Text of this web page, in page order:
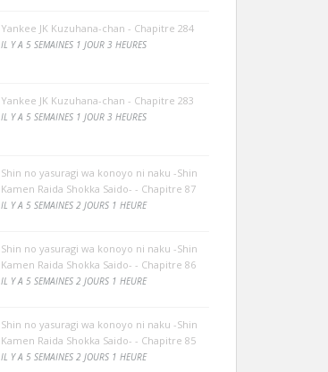
Yankee JK Kuzuhana-chan - Chapitre 284
IL Y A 5 SEMAINES 1 JOUR 3 HEURES
Yankee JK Kuzuhana-chan - Chapitre 283
IL Y A 5 SEMAINES 1 JOUR 3 HEURES
Shin no yasuragi wa konoyo ni naku -Shin
Kamen Raida Shokka Saido- - Chapitre 87
IL Y A 5 SEMAINES 2 JOURS 1 HEURE
Shin no yasuragi wa konoyo ni naku -Shin
Kamen Raida Shokka Saido- - Chapitre 86
IL Y A 5 SEMAINES 2 JOURS 1 HEURE
Shin no yasuragi wa konoyo ni naku -Shin
Kamen Raida Shokka Saido- - Chapitre 85
IL Y A 5 SEMAINES 2 JOURS 1 HEURE